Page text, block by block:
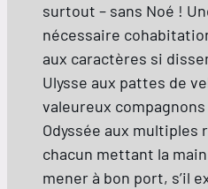
surtout – sans Noé !
nécessaire
aux caractères si
Ulysse aux pattes de
valeureux
Odyssée aux multiples
chacun mettant la
mener à bon port, s’il